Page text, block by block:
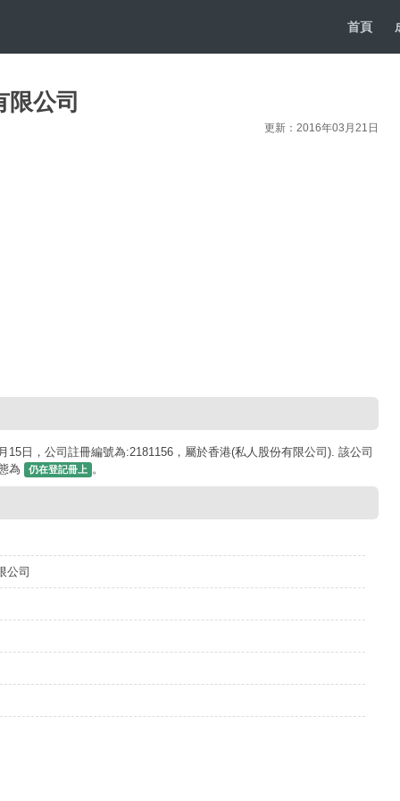
首頁
公司
更新：2016年03月21日
日，公司註冊編號為:2181156，屬於香港(私人股份有限公司). 該公司
為
仍在登記冊上 。
公司